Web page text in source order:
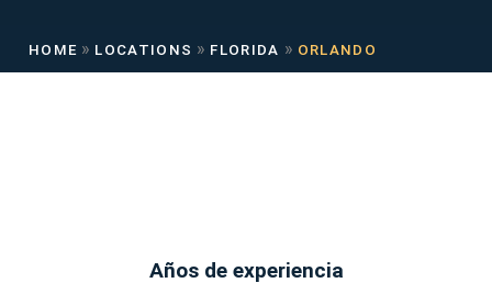
HOME » LOCATIONS » FLORIDA » ORLANDO
Años de experiencia